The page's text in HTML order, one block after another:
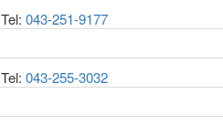
Tel:043-251-9177
Tel:043-255-3032